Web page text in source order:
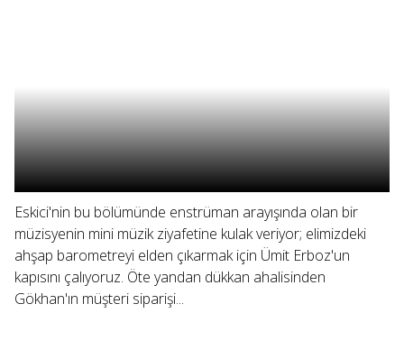
Eskici'nin bu bölümünde enstrüman arayışında olan bir
müzisyenin mini müzik ziyafetine kulak veriyor; elimizdeki
ahşap barometreyi elden çıkarmak için Ümit Erboz'un
kapısını çalıyoruz. Öte yandan dükkan ahalisinden
Gökhan'ın müşteri siparişi...